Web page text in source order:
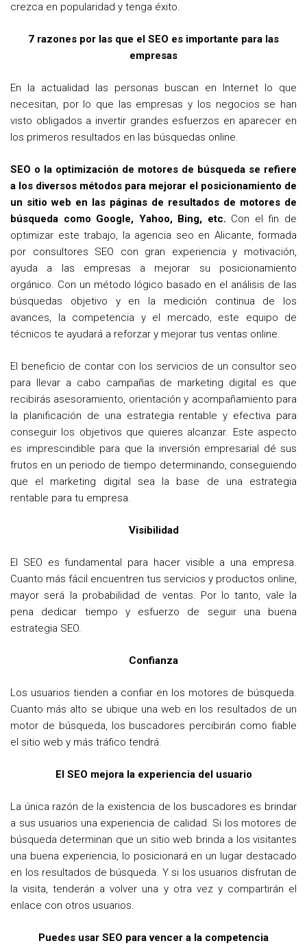
crezca en popularidad y tenga éxito.
7 razones por las que el SEO es importante para las
empresas
En la actualidad las personas buscan en Internet lo que
necesitan, por lo que las empresas y los negocios se han
visto obligados a invertir grandes esfuerzos en aparecer en
los primeros resultados en las búsquedas online.
SEO o la optimización de motores de búsqueda se refiere
a los diversos métodos para mejorar el posicionamiento de
un sitio web en las páginas de resultados de motores de
búsqueda como Google, Yahoo, Bing, etc. Con el fin de
optimizar este trabajo, la agencia seo en Alicante, formada
por consultores SEO con gran experiencia y motivación,
ayuda a las empresas a mejorar su posicionamiento
orgánico. Con un método lógico basado en el análisis de las
búsquedas objetivo y en la medición continua de los
avances, la competencia y el mercado, este equipo de
técnicos te ayudará a reforzar y mejorar tus ventas online.
El beneficio de contar con los servicios de un consultor seo
para llevar a cabo campañas de marketing digital es que
recibirás asesoramiento, orientación y acompañamiento para
la planificación de una estrategia rentable y efectiva para
conseguir los objetivos que quieres alcanzar. Este aspecto
es imprescindible para que la inversión empresarial dé sus
frutos en un periodo de tiempo determinando, conseguiendo
que el marketing digital sea la base de una estrategia
rentable para tu empresa.
Visibilidad
El SEO es fundamental para hacer visible a una empresa.
Cuanto más fácil encuentren tus servicios y productos online,
mayor será la probabilidad de ventas. Por lo tanto, vale la
pena dedicar tiempo y esfuerzo de seguir una buena
estrategia SEO.
Confianza
Los usuarios tienden a confiar en los motores de búsqueda.
Cuanto más alto se ubique una web en los resultados de un
motor de búsqueda, los buscadores percibirán como fiable
el sitio web y más tráfico tendrá.
El SEO mejora la experiencia del usuario
La única razón de la existencia de los buscadores es brindar
a sus usuarios una experiencia de calidad. Si los motores de
búsqueda determinan que un sitio web brinda a los visitantes
una buena experiencia, lo posicionará en un lugar destacado
en los resultados de búsqueda. Y si los usuarios disfrutan de
la visita, tenderán a volver una y otra vez y compartirán el
enlace con otros usuarios.
Puedes usar SEO para vencer a la competencia